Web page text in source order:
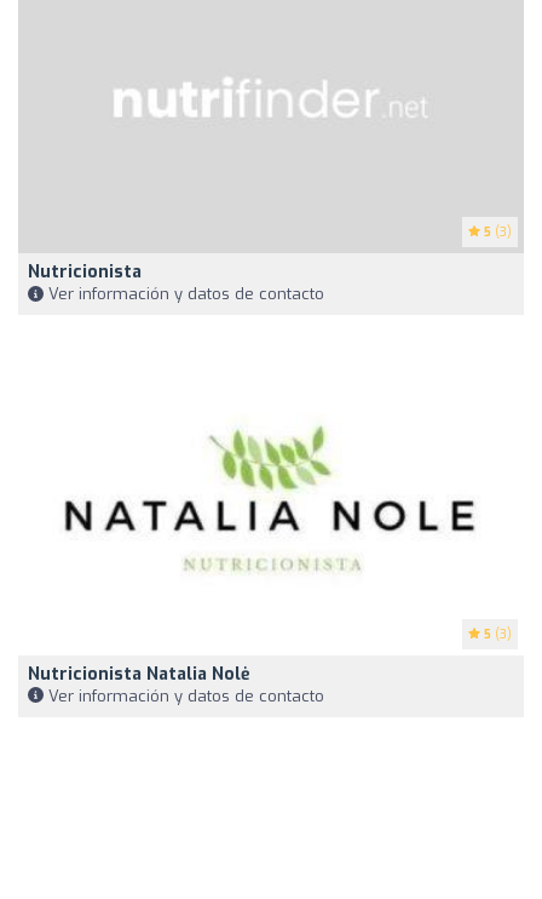
5 (3)
Nutricionista
Ver información y datos de contacto
5 (3)
Nutricionista Natalia Nolė
Ver información y datos de contacto